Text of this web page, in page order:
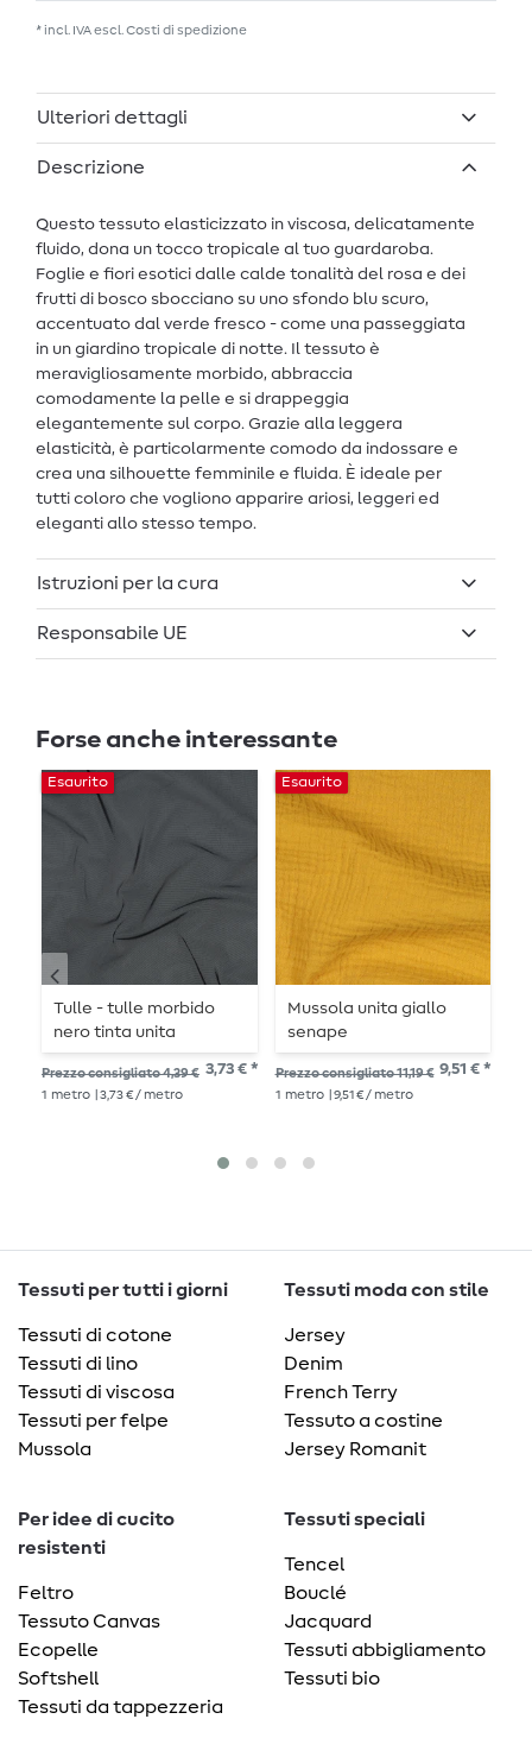
* incl. IVA escl. Costi di spedizione
Ulteriori dettagli
Descrizione
Questo tessuto elasticizzato in viscosa, delicatamente
fluido, dona un tocco tropicale al tuo guardaroba.
Foglie e fiori esotici dalle calde tonalità del rosa e dei
frutti di bosco sbocciano su uno sfondo blu scuro,
accentuato dal verde fresco - come una passeggiata
in un giardino tropicale di notte. Il tessuto è
meravigliosamente morbido, abbraccia
comodamente la pelle e si drappeggia
elegantemente sul corpo. Grazie alla leggera
elasticità, è particolarmente comodo da indossare e
crea una silhouette femminile e fluida. È ideale per
tutti coloro che vogliono apparire ariosi, leggeri ed
eleganti allo stesso tempo.
Istruzioni per la cura
Responsabile UE
Forse anche interessante
Esaurito
Tulle - tulle morbido
nero tinta unita
Prezzo consigliato 4,39 € 3,73 € *
1 metro | 3,73 € / metro
Esaurito
Mussola unita giallo
senape
Prezzo consigliato 11,19 € 9,51 € *
1 metro | 9,51 € / metro
Tessuti per tutti i giorni
Tessuti di cotone
Tessuti di lino
Tessuti di viscosa
Tessuti per felpe
Mussola
Tessuti moda con stile
Jersey
Denim
French Terry
Tessuto a costine
Jersey Romanit
Per idee di cucito
resistenti
Feltro
Tessuto Canvas
Ecopelle
Softshell
Tessuti da tappezzeria
Tessuti speciali
Tencel
Bouclé
Jacquard
Tessuti abbigliamento
Tessuti bio